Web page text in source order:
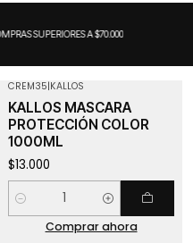
SUPERIORES A $70.000
CREM35|KALLOS
KALLOS MASCARA
PROTECCIÓN COLOR
1000ML
$13.000
Cantidad
Comprar ahora